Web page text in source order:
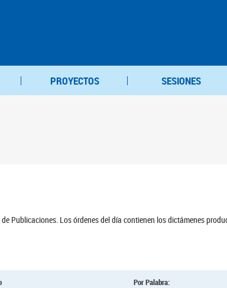
PROYECTOS SESIONES
Publicaciones. Los órdenes del día contienen los dictámenes
Por Palabra: